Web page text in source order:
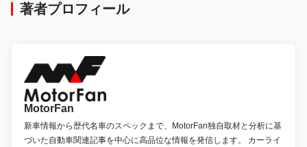
著者プロフィール
MotorFan
新車情報から歴代名車のスペックまで、MotorFan独自取材と分析に基
づいた自動車関連記事を中心に高品位な情報を発信します。 カーライ